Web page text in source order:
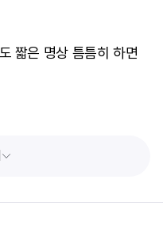
짧은 명상 틈틈히 하면